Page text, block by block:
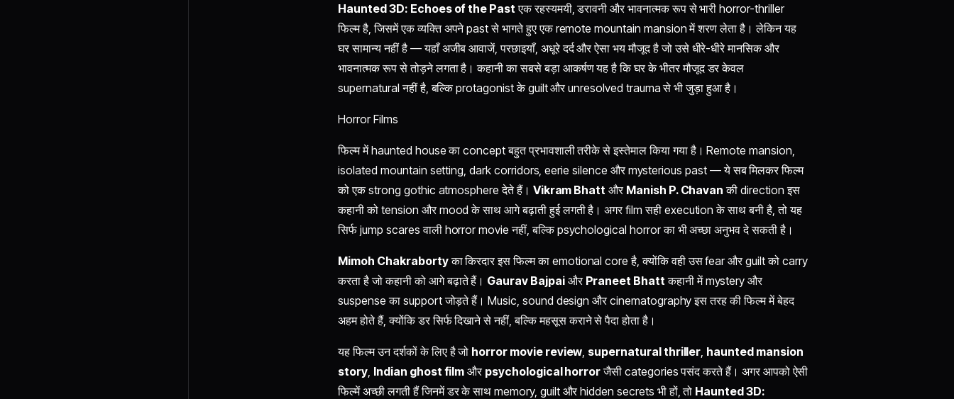
Haunted 3D: Echoes of the Past एक रहस्यमयी, डरावनी और भावनात्मक रूप से भारी horror-thriller
फिल्म है, जिसमें एक व्यक्ति अपने past से भागते हुए एक remote mountain mansion में शरण लेता है। लेकिन यह
घर सामान्य नहीं है — यहाँ अजीब आवाजें, परछाइयाँ, अधूरे दर्द और ऐसा भय मौजूद है जो उसे धीरे-धीरे मानसिक और
भावनात्मक रूप से तोड़ने लगता है। कहानी का सबसे बड़ा आकर्षण यह है कि घर के भीतर मौजूद डर केवल
supernatural नहीं है, बल्कि protagonist के guilt और unresolved trauma से भी जुड़ा हुआ है।
Horror Films
फिल्म में haunted house का concept बहुत प्रभावशाली तरीके से इस्तेमाल किया गया है। Remote mansion,
isolated mountain setting, dark corridors, eerie silence और mysterious past — ये सब मिलकर फिल्म
को एक strong gothic atmosphere देते हैं। Vikram Bhatt और Manish P. Chavan की direction इस
कहानी को tension और mood के साथ आगे बढ़ाती हुई लगती है। अगर film सही execution के साथ बनी है, तो यह
सिर्फ jump scares वाली horror movie नहीं, बल्कि psychological horror का भी अच्छा अनुभव दे सकती है।
Mimoh Chakrabortyका किरदार इस फिल्म का emotional core है, क्योंकि वही उस fear और guilt को carry
करता है जो कहानी को आगे बढ़ाते हैं। Gaurav Bajpaiऔर Praneet Bhatt कहानी में mystery और
suspense का support जोड़ते हैं। Music, sound design और cinematography इस तरह की फिल्म में बेहद
अहम होते हैं, क्योंकि डर सिर्फ दिखाने से नहीं, बल्कि महसूस कराने से पैदा होता है।
यह फिल्म उन दर्शकों के लिए है जो horror movie review supernatural thriller haunted mansion
story Indian ghost film और psychological horrorजैसी categories पसंद करते हैं। अगर आपको ऐसी
फिल्में अच्छी लगती हैं जिनमें डर के साथ memory, guilt और hidden secrets भी हों, तो Haunted 3D: